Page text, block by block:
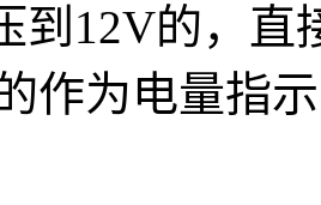
到12V的，直
作为电量指